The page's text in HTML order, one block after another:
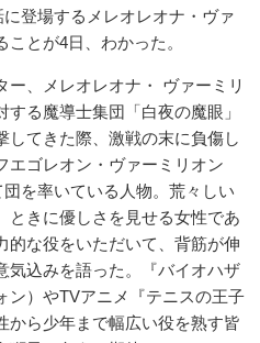
登場するメレオレオナ・ヴァ
とが4日、わかった。
、メレオレオナ・ ヴァーミリ
る魔導士集団「白夜の魔眼」
してきた際、激戦の末に負傷し
エゴレオン・ヴァーミリオン
団を率いている人物。荒々しい
ときに優しさを見せる女性であ
的な役をいただいて、背筋が伸
気込みを語った。『バイオハザ
ン）やTVアニメ『テニスの王子
から少年まで幅広い役を熟す皆